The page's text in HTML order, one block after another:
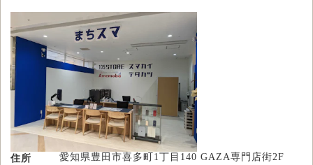
住所
愛知県豊田市喜多町1丁目140 GAZA専門店街2F